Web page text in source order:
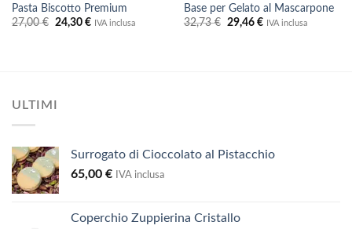
Pasta Biscotto Premium
27,00€ Il
24,30 €IlIVA inclusa
Base per Gelato al Mascarpone
32,73€ Il
29,46 €IlIVA inclusa
ULTIMI
Surrogato di Cioccolato al Pistacchio
65,00 € IVA inclusa
Coperchio Zuppierina Cristallo